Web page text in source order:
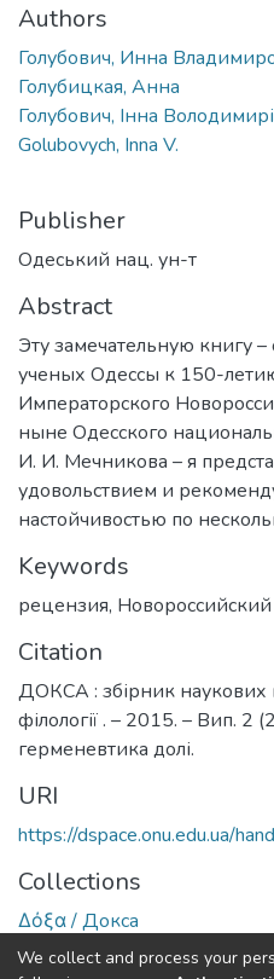
Authors
Голубович, Инна
Голубицкая, Анна
Голубович, Інна
Golubovych, Inna V.
Publisher
Одеський нац. ун-т
Abstract
Эту замечательную книгу
ученых Одессы к 150-
Императорского
ныне Одесского
И. И. Мечникова – я
удовольствием и
настойчивостью по
Keywords
рецензия,
Citation
ДОКСА : збірник наукових
філології . – 2015. – Вип. 2
герменевтика долі.
URI
https://dspace.onu.edu.ua/
Collections
Δόξα / Докса
We collect and process your